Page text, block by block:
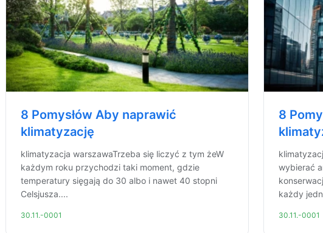
8 Pomysłów Aby naprawić
klimatyzację
klimatyzacja warszawaTrzeba się liczyć z tym żeW
każdym roku przychodzi taki moment, gdzie
temperatury sięgają do 30 albo i nawet 40 stopni
Celsjusza....
30.11.-0001
8
wybierać
każdy
30.11.-0001